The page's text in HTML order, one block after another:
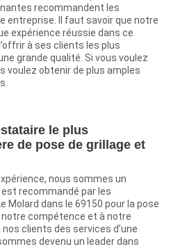
recommandent les
entreprise. Il faut savoir que notre
expérience réussie dans ce
à ses clients les plus
grande qualité. Si vous voulez
voulez obtenir de plus amples
le plus
de pose de grillage et
nous sommes un
recommandé par les
Molard dans le 69150 pour la pose
notre compétence et à notre
clients des services d’une
devenu un leader dans